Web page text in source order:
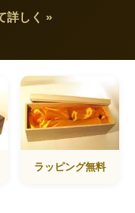
詳しく »
ラッピング無料